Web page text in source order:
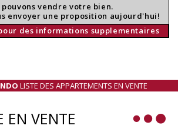
pouvons vendre votre bien.
envoyer une proposition aujourd'hui!
des informations supplementaires
LISTE DES APPARTEMENTS EN VENTE
EN VENTE